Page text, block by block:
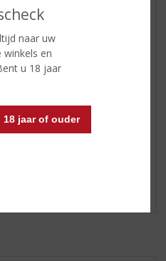
naar uw
en
u 18 jaar
18 jaar of ouder
gevolgd door een
geur van thee en een
aroma van zeelucht met
granen
gember en walnoten